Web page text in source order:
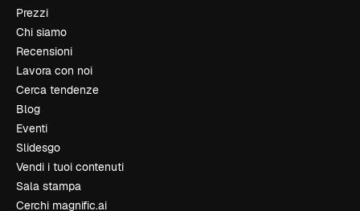
Prezzi
Chi siamo
Recensioni
Lavora con noi
Cerca tendenze
Blog
Eventi
Slidesgo
Vendi i tuoi contenuti
Sala stampa
Cerchi magnific.ai